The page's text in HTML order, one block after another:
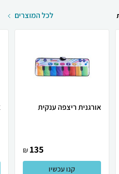
לכל המוצרים
אורגנית ריצפה ענקית
135
₪
קנו עכשיו